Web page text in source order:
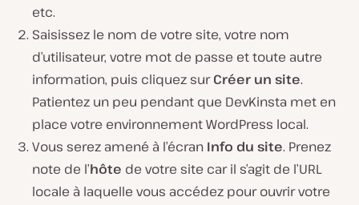
etc.
Saisissez le nom de votre site, votre nom
d’utilisateur, votre mot de passe et toute autre
information, puis cliquez surCréer un site.
Patientez un peu pendant que DevKinsta met en
place votre environnement WordPress local.
Vous serez amené à l’écran Info du site. Prenez
note de l’hôte de votre site car il s’agit de l’URL
locale à laquelle vous accédez pour ouvrir votre